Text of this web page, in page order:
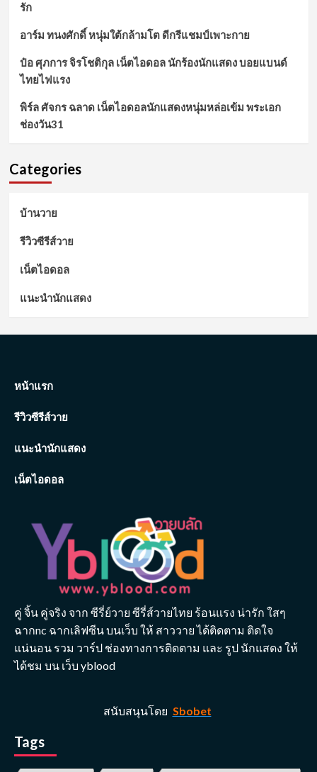
รัก
อาร์ม ทนงศักดิ์ หนุ่มใต้กล้ามโต ดีกรีแชมป์เพาะกาย
ป๋อ ศุภการ จิรโชติกุล เน็ตไอดอล นักร้องนักแสดง บอยแบนด์
ไทยไฟแรง
พิร์ล ศัจกร ฉลาด เน็ตไอดอลนักแสดงหนุ่มหล่อเข้ม พระเอก
ช่องวัน31
Categories
บ้านวาย
รีวิวซีรีส์วาย
เน็ตไอดอล
แนะนำนักแสดง
หน้าแรก
รีวิวซีรีส์วาย
แนะนำนักแสดง
เน็ตไอดอล
คู่ จิ้น คู่จริง จาก ซีรี่ย์วาย ซีรี่ส์วายไทย ร้อนแรง น่ารัก ใสๆ
ฉากnc ฉากเลิฟซีน บนเว็บ ให้ สาววาย ได้ติดตาม ติดใจ
แน่นอน รวม วาร์ป ช่องทางการติดตาม และ รูป นักแสดง ให้
ได้ชม บน เว็บ yblood
สนับสนุนโดย Sbobet
Tags